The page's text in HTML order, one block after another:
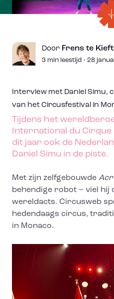
Door Frens te
3 min leestijd • 28
Interview met Daniel Simu,
van het Circusfestival in
Tijdens het
International du Cirque
dit jaar ook de
Daniel Simu in de piste.
Met zijn zelfgebouwde
behendige robot – viel hij
wereldacts. Circusweb
hedendaags circus,
in Monaco.